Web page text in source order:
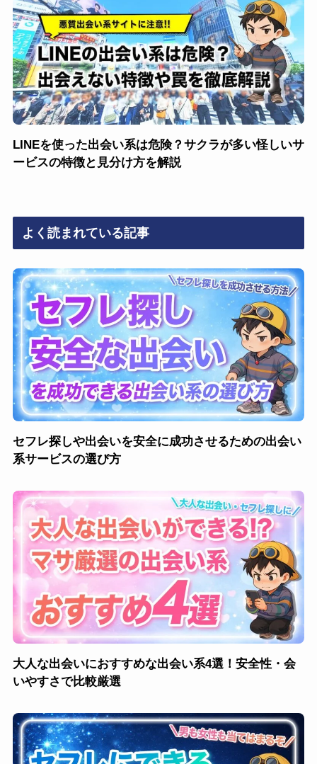
LINEを使った出会い系は危険？サクラが多い怪しいサ
ービスの特徴と見分け方を解説
よく読まれている記事
セフレ探しや出会いを安全に成功させるための出会い
系サービスの選び方
大人な出会いにおすすめな出会い系4選！安全性・会
いやすさで比較厳選